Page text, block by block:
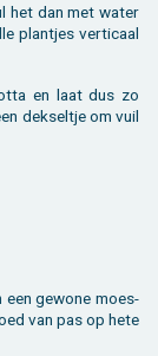
het dan met water
plant­jes ver­ti­caal
en laat dus zo
dek­sel­tje om vuil
een ge­wo­ne moes­
van pas op hete